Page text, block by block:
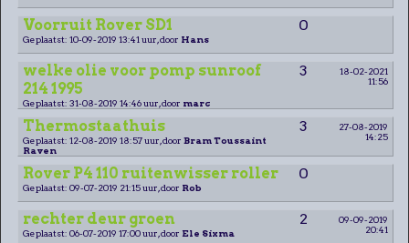
Voorruit Rover SD1 0
Geplaatst: 10-09-2019 13:41 uur, door Hans
welke olie voor pomp sunroof
214 1995
3
18-02-2021
11:56
Geplaatst: 31-08-2019 14:46 uur, door marc
Thermostaathuis 3
27-08-2019
14:25
Geplaatst: 12-08-2019 18:57 uur, door Bram Toussaint
Raven
Rover P4 110 ruitenwisser roller 0
Geplaatst: 09-07-2019 21:15 uur, door Rob
rechter deur groen 2
09-09-2019
20:41
Geplaatst: 06-07-2019 17:00 uur, door Ele Sixma